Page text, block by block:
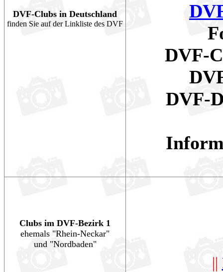
DVF-Clubs in Deutschland
finden Sie auf der Linkliste des DVF
DVF-
DVF-
Clubs im DVF-Bezirk 1
ehemals "Rhein-Neckar"
und "Nordbaden"
||